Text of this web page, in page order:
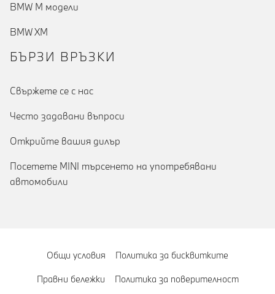
BMW M модели
BMW XM
БЪРЗИ ВРЪЗКИ
Cвържете се с нас
Често задавани въпроси
Открийте вашия дилър
Посетете MINI търсенето на употребявани
автомобили
Общи условия Политика за бисквитките
Правни бележки Политика за поверителност